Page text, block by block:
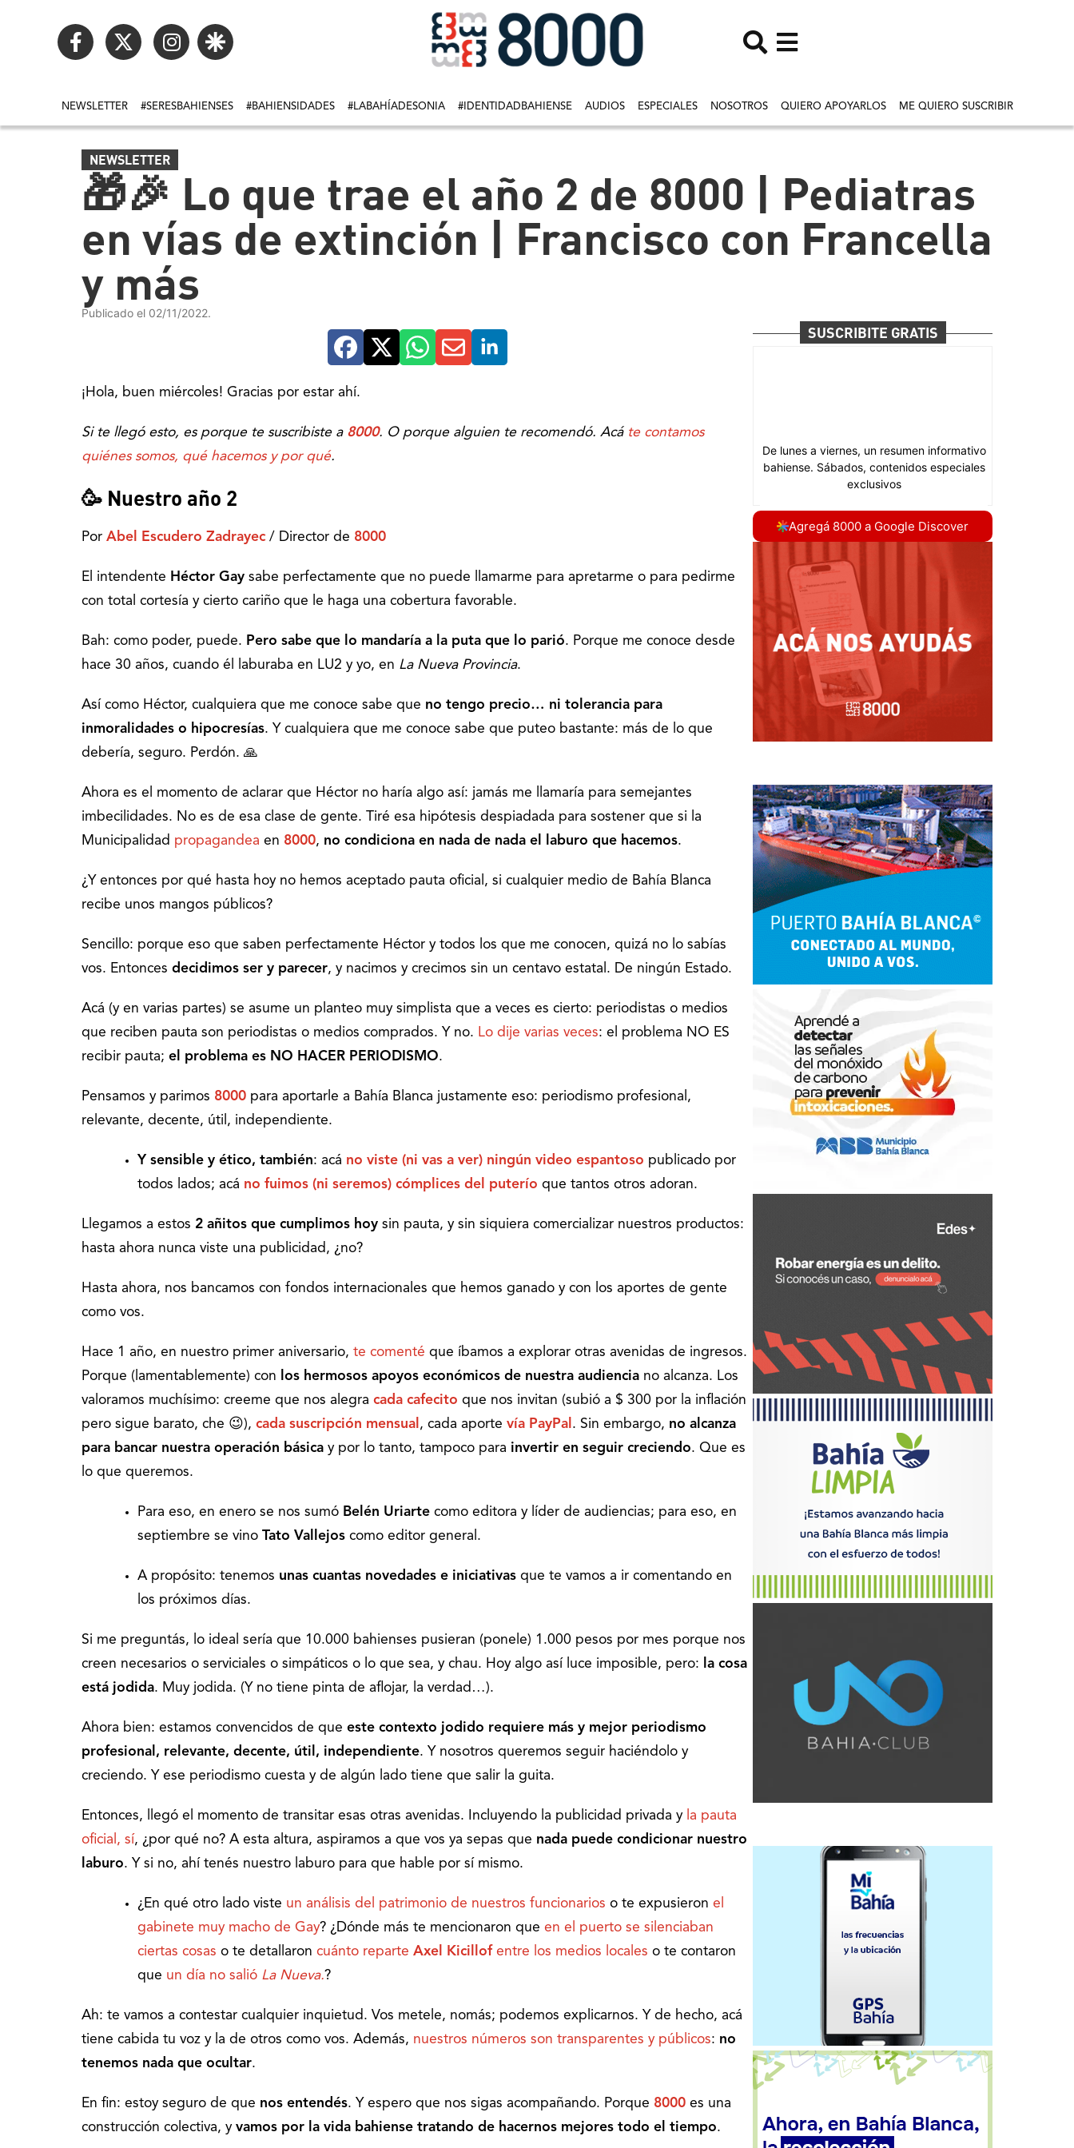
NEWSLETTER #SERESBAHIENSES #BAHIENSIDADES #LABAHÍADESONIA #IDENTIDADBAHIENSE AUDIOS ESPECIALES NOSOTROS QUIERO APOYARLOS ME QUIERO SUSCRIBIR
NEWSLETTER
🎁🎉 Lo que trae el año 2 de 8000 | Pediatras
en vías de extinción | Francisco con Francella
y más
Publicado el 02/11/2022.
¡Hola, buen miércoles! Gracias por estar ahí.
Si te llegó esto, es porque te suscribiste a 8000. O porque alguien te recomendó. Acá te contamos
quiénes somos, qué hacemos y por qué.
🥳 Nuestro año 2
Por Abel Escudero Zadrayec / Director de 8000
El intendente Héctor Gay sabe perfectamente que no puede llamarme para apretarme o para pedirme
con total cortesía y cierto cariño que le haga una cobertura favorable.
Bah: como poder, puede. Pero sabe que lo mandaría a la puta que lo parió. Porque me conoce desde
hace 30 años, cuando él laburaba en LU2 y yo, en La Nueva Provincia.
Así como Héctor, cualquiera que me conoce sabe que no tengo precio… ni tolerancia para
inmoralidades o hipocresías. Y cualquiera que me conoce sabe que puteo bastante: más de lo que
debería, seguro. Perdón. 🙏
Ahora es el momento de aclarar que Héctor no haría algo así: jamás me llamaría para semejantes
imbecilidades. No es de esa clase de gente. Tiré esa hipótesis despiadada para sostener que si la
Municipalidad propagandea en 8000, no condiciona en nada de nada el laburo que hacemos.
¿Y entonces por qué hasta hoy no hemos aceptado pauta oficial, si cualquier medio de Bahía Blanca
recibe unos mangos públicos?
Sencillo: porque eso que saben perfectamente Héctor y todos los que me conocen, quizá no lo sabías
vos. Entonces decidimos ser y parecer, y nacimos y crecimos sin un centavo estatal. De ningún Estado.
Acá (y en varias partes) se asume un planteo muy simplista que a veces es cierto: periodistas o medios
que reciben pauta son periodistas o medios comprados. Y no. Lo dije varias veces: el problema NO ES
recibir pauta; el problema es NO HACER PERIODISMO.
Pensamos y parimos 8000 para aportarle a Bahía Blanca justamente eso: periodismo profesional,
relevante, decente, útil, independiente.
Y sensible y ético, también: acá no viste (ni vas a ver) ningún video espantoso publicado por
todos lados; acá no fuimos (ni seremos) cómplices del puterío que tantos otros adoran.
Llegamos a estos 2 añitos que cumplimos hoy sin pauta, y sin siquiera comercializar nuestros productos:
hasta ahora nunca viste una publicidad, ¿no?
Hasta ahora, nos bancamos con fondos internacionales que hemos ganado y con los aportes de gente
como vos.
Hace 1 año, en nuestro primer aniversario, te comenté que íbamos a explorar otras avenidas de ingresos.
Porque (lamentablemente) con
los hermosos apoyos económicos de nuestra audiencia no alcanza. Los
valoramos muchísimo: creeme que nos alegra cada cafecito que nos invitan (subió a $ 300 por la inflación
pero sigue barato, che 😉), cada suscripción mensual , cada aporte vía PayPal . Sin embargo, no alcanza
para bancar nuestra operación básica y por lo tanto, tampoco para invertir en seguir creciendo. Que es
lo que queremos.
Para eso, en enero se nos sumó Belén Uriarte como editora y líder de audiencias; para eso, en
septiembre se vino
Tato Vallejos como editor general.
A propósito: tenemos unas cuantas novedades e iniciativas que te vamos a ir comentando en
los próximos días.
Si me preguntás, lo ideal sería que 10.000 bahienses pusieran (ponele) 1.000 pesos por mes porque nos
creen necesarios o serviciales o simpáticos o lo que sea, y chau. Hoy algo así luce imposible, pero:
la cosa
está jodida. Muy jodida. (Y no tiene pinta de aflojar, la verdad…).
Ahora bien: estamos convencidos de que este contexto jodido requiere más y mejor periodismo
profesional, relevante, decente, útil, independiente. Y nosotros queremos seguir haciéndolo y
creciendo. Y ese periodismo cuesta y de algún lado tiene que salir la guita.
Entonces, llegó el momento de transitar esas otras avenidas. Incluyendo la publicidad privada y la pauta
oficial, sí, ¿por qué no? A esta altura, aspiramos a que vos ya sepas que nada puede condicionar nuestro
laburo. Y si no, ahí tenés nuestro laburo para que hable por sí mismo.
¿En qué otro lado viste un análisis del patrimonio de nuestros funcionarios o te expusieron el
gabinete muy macho de Gay? ¿Dónde más te mencionaron que en el puerto se silenciaban
ciertas cosas o te detallaron cuánto reparte Axel Kicillof entre los medios locales o te contaron
que un día no salió La Nueva.?
Ah: te vamos a contestar cualquier inquietud. Vos metele, nomás; podemos explicarnos. Y de hecho, acá
tiene cabida tu voz y la de otros como vos. Además, nuestros números son transparentes y públicos: no
tenemos nada que ocultar.
En fin: estoy seguro de que nos entendés. Y espero que nos sigas acompañando. Porque 8000 es una
construcción colectiva, y vamos por la vida bahiense tratando de hacernos mejores todo el tiempo.
SUSCRIBITE GRATIS
Agregá 8000 a Google Discover